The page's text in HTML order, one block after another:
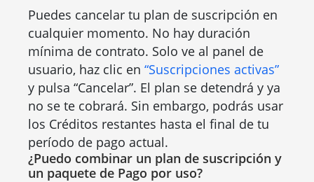
Puedes cancelar tu plan de suscripción en
cualquier momento. No hay duración
mínima de contrato. Solo ve al panel de
usuario, haz clic en “Suscripciones activas”
y pulsa “Cancelar”. El plan se detendrá y ya
no se te cobrará. Sin embargo, podrás usar
los Créditos restantes hasta el final de tu
período de pago actual.
¿Puedo combinar un plan de suscripción y
un paquete de Pago por uso?